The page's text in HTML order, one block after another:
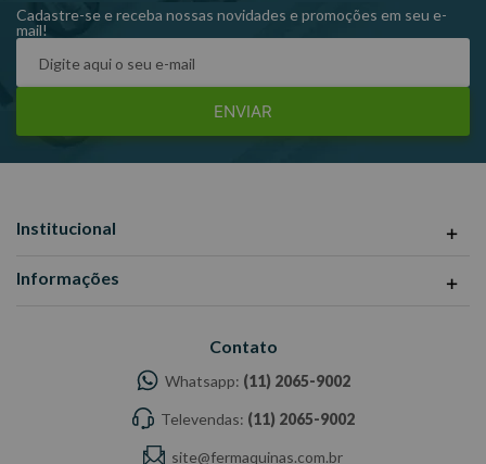
Cadastre-se e receba nossas novidades e promoções em seu e-
mail!
ENVIAR
Institucional
Informações
Contato
Whatsapp: (11) 2065-9002
Televendas: (11) 2065-9002
site@fermaquinas.com.br